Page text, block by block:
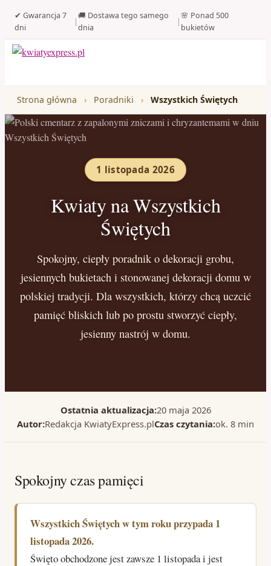
✔ Gwarancja 7
dni
|
🚚 Dostawa tego samego
dnia
|
🌸 Ponad 500
bukietów
Strona główna › Poradniki › Wszystkich Świętych
1 listopada 2026
Kwiaty na Wszystkich
Świętych
Spokojny, ciepły poradnik o dekoracji grobu,
jesiennych bukietach i stonowanej dekoracji domu w
polskiej tradycji. Dla wszystkich, którzy chcą uczcić
pamięć bliskich lub po prostu stworzyć ciepły,
jesienny nastrój w domu.
Ostatnia aktualizacja:20 maja 2026
Autor:Redakcja KwiatyExpress.plCzas czytania:ok. 8 min
Spokojny czas pamięci
Wszystkich Świętych w tym roku przypada 1
listopada 2026.
Święto obchodzone jest zawsze 1 listopada i jest